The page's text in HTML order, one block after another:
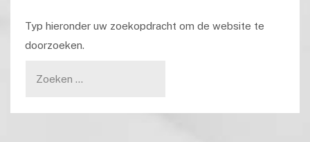
Typ hieronder uw zoekopdracht om de website te
doorzoeken.